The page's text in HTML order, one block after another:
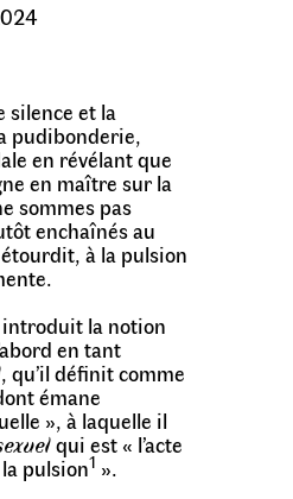
silence et la
pudibonderie,
en révélant que
en maître sur la
sommes pas
enchaînés au
à la pulsion
introduit la notion
en tant
, qu’il définit comme
émane
», à laquelle il
qui est « l’acte
pulsion1 ».